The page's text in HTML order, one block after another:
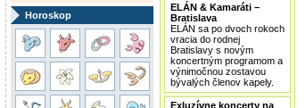
Horoskop
ELÁN & Kamaráti –
Bratislava
ELÁN sa po dvoch rokoch
vracia do rodnej
Bratislavy s novým
koncertným programom a
výnimočnou zostavou
bývalých členov kapely.
Exluzívne koncerty na